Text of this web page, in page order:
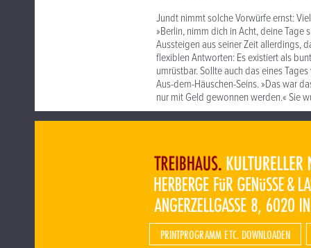
Jundt nimmt solche Vorwürfe ernst:
»Berlin, nimm dich in Acht, deine
Aussteigen aus seiner Zeit allerdings,
flexiblen Antworten: Es existiert als
umrüstbar. Sollte auch das eines
Aus-dem-Häuschen-Seins. »Das war
nur mit Geld gewonnen werden.« Sie
PRINTPROGRAMM ETC. DOWNLOADEN